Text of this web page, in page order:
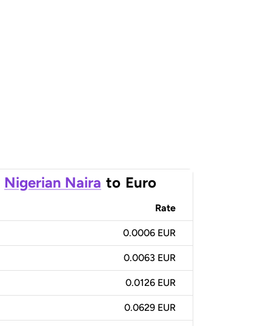
Nigerian Naira to Euro
Rate
0.0006 EUR
0.0063 EUR
0.0126 EUR
0.0629 EUR